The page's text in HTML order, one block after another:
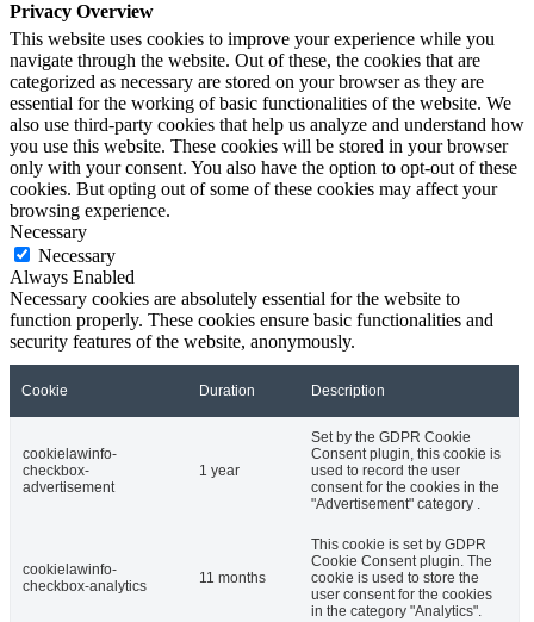
Privacy Overview
This website uses cookies to improve your experience while you
navigate through the website. Out of these, the cookies that are
categorized as necessary are stored on your browser as they are
essential for the working of basic functionalities of the website. We
also use third-party cookies that help us analyze and understand how
you use this website. These cookies will be stored in your browser
only with your consent. You also have the option to opt-out of these
cookies. But opting out of some of these cookies may affect your
browsing experience.
Necessary
Necessary
Always Enabled
Necessary cookies are absolutely essential for the website to
function properly. These cookies ensure basic functionalities and
security features of the website, anonymously.
Cookie Duration Description
cookielawinfo-
checkbox-
advertisement
1 year
Set by the GDPR Cookie
Consent plugin, this cookie is
used to record the user
consent for the cookies in the
"Advertisement" category .
cookielawinfo-
checkbox-analytics
11 months
This cookie is set by GDPR
Cookie Consent plugin. The
cookie is used to store the
user consent for the cookies
in the category "Analytics".